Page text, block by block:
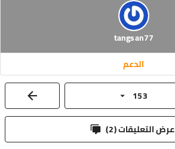
tangsan77
الدعم
153
عرض التعليقات ( 2
)